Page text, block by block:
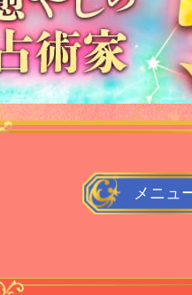
メニュ